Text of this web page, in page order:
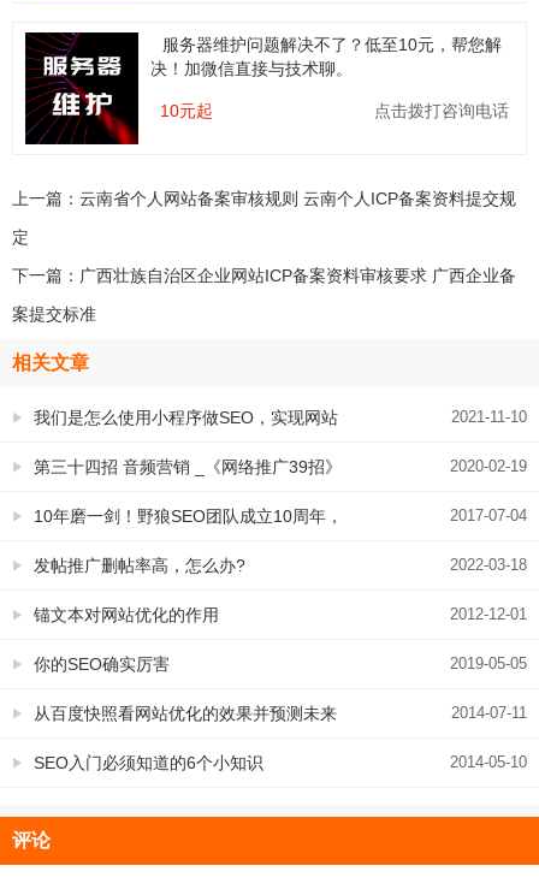
服务器维护问题解决不了？低至10元，帮您解
决！加微信直接与技术聊。
10元起 点击拨打咨询电话
上一篇： 云南省个人网站备案审核规则 云南个人ICP备案资料提交规
定
下一篇： 广西壮族自治区企业网站ICP备案资料审核要求 广西企业备
案提交标准
相关文章
2021-11-10
我们是怎么使用小程序做SEO，实现网站
排名不断上升的？ 2020-02-19
第三十四招 音频营销 _《网络推广39招》
2017-07-04
10年磨一剑！野狼SEO团队成立10周年，
老客户回归转介绍有好礼！ 2022-03-18
发帖推广删帖率高，怎么办?
2012-12-01
锚文本对网站优化的作用
2019-05-05
你的SEO确实厉害
2014-07-11
从百度快照看网站优化的效果并预测未来
表现 2014-05-10
SEO入门必须知道的6个小知识
评论